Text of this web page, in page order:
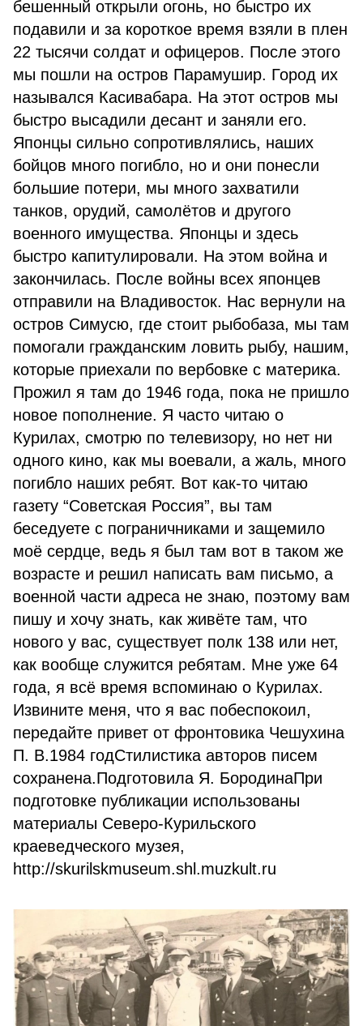
бешенный открыли огонь, но быстро их
подавили и за короткое время взяли в плен
22 тысячи солдат и офицеров. После этого
мы пошли на остров Парамушир. Город их
назывался Касивабара. На этот остров мы
быстро высадили десант и заняли его.
Японцы сильно сопротивлялись, наших
бойцов много погибло, но и они понесли
большие потери, мы много захватили
танков, орудий, самолётов и другого
военного имущества. Японцы и здесь
быстро капитулировали. На этом война и
закончилась. После войны всех японцев
отправили на Владивосток. Нас вернули на
остров Симусю, где стоит рыбобаза, мы там
помогали гражданским ловить рыбу, нашим,
которые приехали по вербовке с материка.
Прожил я там до 1946 года, пока не пришло
новое пополнение. Я часто читаю о
Курилах, смотрю по телевизору, но нет ни
одного кино, как мы воевали, а жаль, много
погибло наших ребят. Вот как-то читаю
газету “Советская Россия”, вы там
беседуете с пограничниками и защемило
моё сердце, ведь я был там вот в таком же
возрасте и решил написать вам письмо, а
военной части адреса не знаю, поэтому вам
пишу и хочу знать, как живёте там, что
нового у вас, существует полк 138 или нет,
как вообще служится ребятам. Мне уже 64
года, я всё время вспоминаю о Курилах.
Извините меня, что я вас побеспокоил,
передайте привет от фронтовика Чешухина
П. В.1984 годСтилистика авторов писем
сохранена.Подготовила Я. БородинаПри
подготовке публикации использованы
материалы Северо-Курильского
краеведческого музея,
http://skurilskmuseum.shl.muzkult.ru